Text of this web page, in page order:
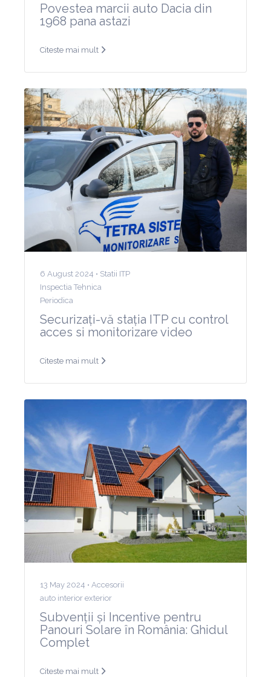
Povestea marcii auto Dacia din
1968 pana astazi
Citeste mai mult
6 August 2024 • Statii ITP
Inspectia Tehnica
Periodica
Securizați-vă stația ITP cu control
acces si monitorizare video
Citeste mai mult
13 May 2024 • Accesorii
auto interior exterior
Subvenții și Incentive pentru
Panouri Solare în România: Ghidul
Complet
Citeste mai mult